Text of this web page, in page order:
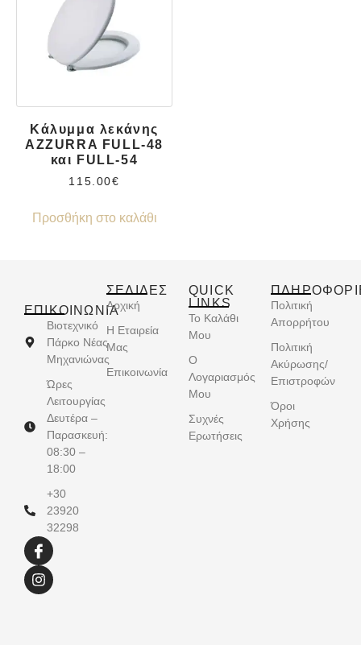
Κάλυμμα λεκάνης
AZZURRA FULL-48
και FULL-54
115.00€
Προσθήκη στο καλάθι
ΕΠΙΚΟΙΝΩΝΊΑ
Βιοτεχνικό
Πάρκο Νέας
Μηχανιώνας
Ώρες
Λειτουργίας
Δευτέρα –
Παρασκευή:
08:30 –
18:00
+30
23920
32298
ΣΕΛΙΔΕΣ
Αρχική
Η Εταιρεία
Μας
Επικοινωνία
QUICK
LINKS
Το Καλάθι
Μου
Ο
Λογαριασμός
Μου
Συχνές
Ερωτήσεις
Πολιτική
Απορρήτου
Πολιτική
Ακύρωσης/
Επιστροφών
Όροι
Χρήσης